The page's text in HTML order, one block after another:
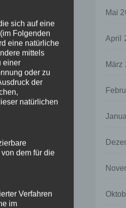
Mai
April
März
sich auf eine
Folgenden
eine natürliche
mittels
einer
oder zu
der
natürlichen
dem für die
Verfahren
im